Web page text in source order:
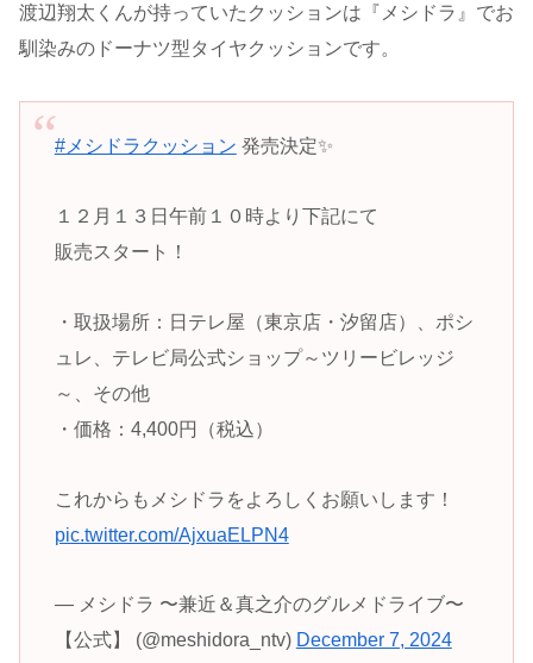
渡辺翔太くんが持っていたクッションは『メシドラ』でお
馴染みのドーナツ型タイヤクッションです。
#メシドラクッション 発売決定✨
１２月１３日午前１０時より下記にて
販売スタート！
・取扱場所：日テレ屋（東京店・汐留店）、ポシ
ュレ、テレビ局公式ショップ～ツリービレッジ
～、その他
・価格：4,400円（税込）
これからもメシドラをよろしくお願いします！
pic.twitter.com/AjxuaELPN4
— メシドラ 〜兼近＆真之介のグルメドライブ〜
【公式】 (@meshidora_ntv) December 7, 2024